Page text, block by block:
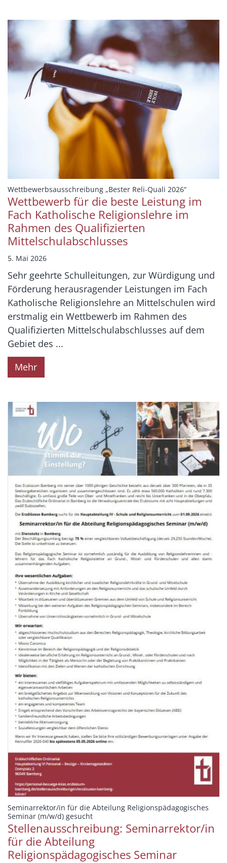
Wettbewerbsausschreibung „Bester Reli-Quali 2026“:
Wettbewerb für die beste Leistung im
Fach Katholische Religionslehre im
Rahmen des Qualifizierten
Mittelschulabschlusses
5. Mai 2026
Sehr geehrte Schulleitungen, zur Würdigung und
Förderung herausragender Leistungen im Fach
Katholische Religionslehre an Mittelschulen wird
erstmalig ein Wettbewerb im Rahmen des
Qualifizierten Mittelschulabschlusses auf dem
Gebiet des ...
Mehr
Seminarrektor/in für die Abteilung Religionspädagogisches
Seminar (m/w/d) gesucht:
Stellenausschreibung: Seminarrektor/in
für die Abteilung
Religionspädagogisches Seminar